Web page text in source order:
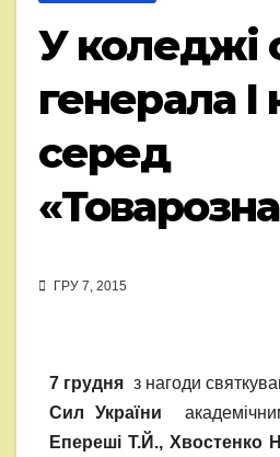
У коледжі
генерала І
серед
ГРУ 7, 2015
7 грудня з нагоди
Сил України
Епереші Т.Й., Хвостенко